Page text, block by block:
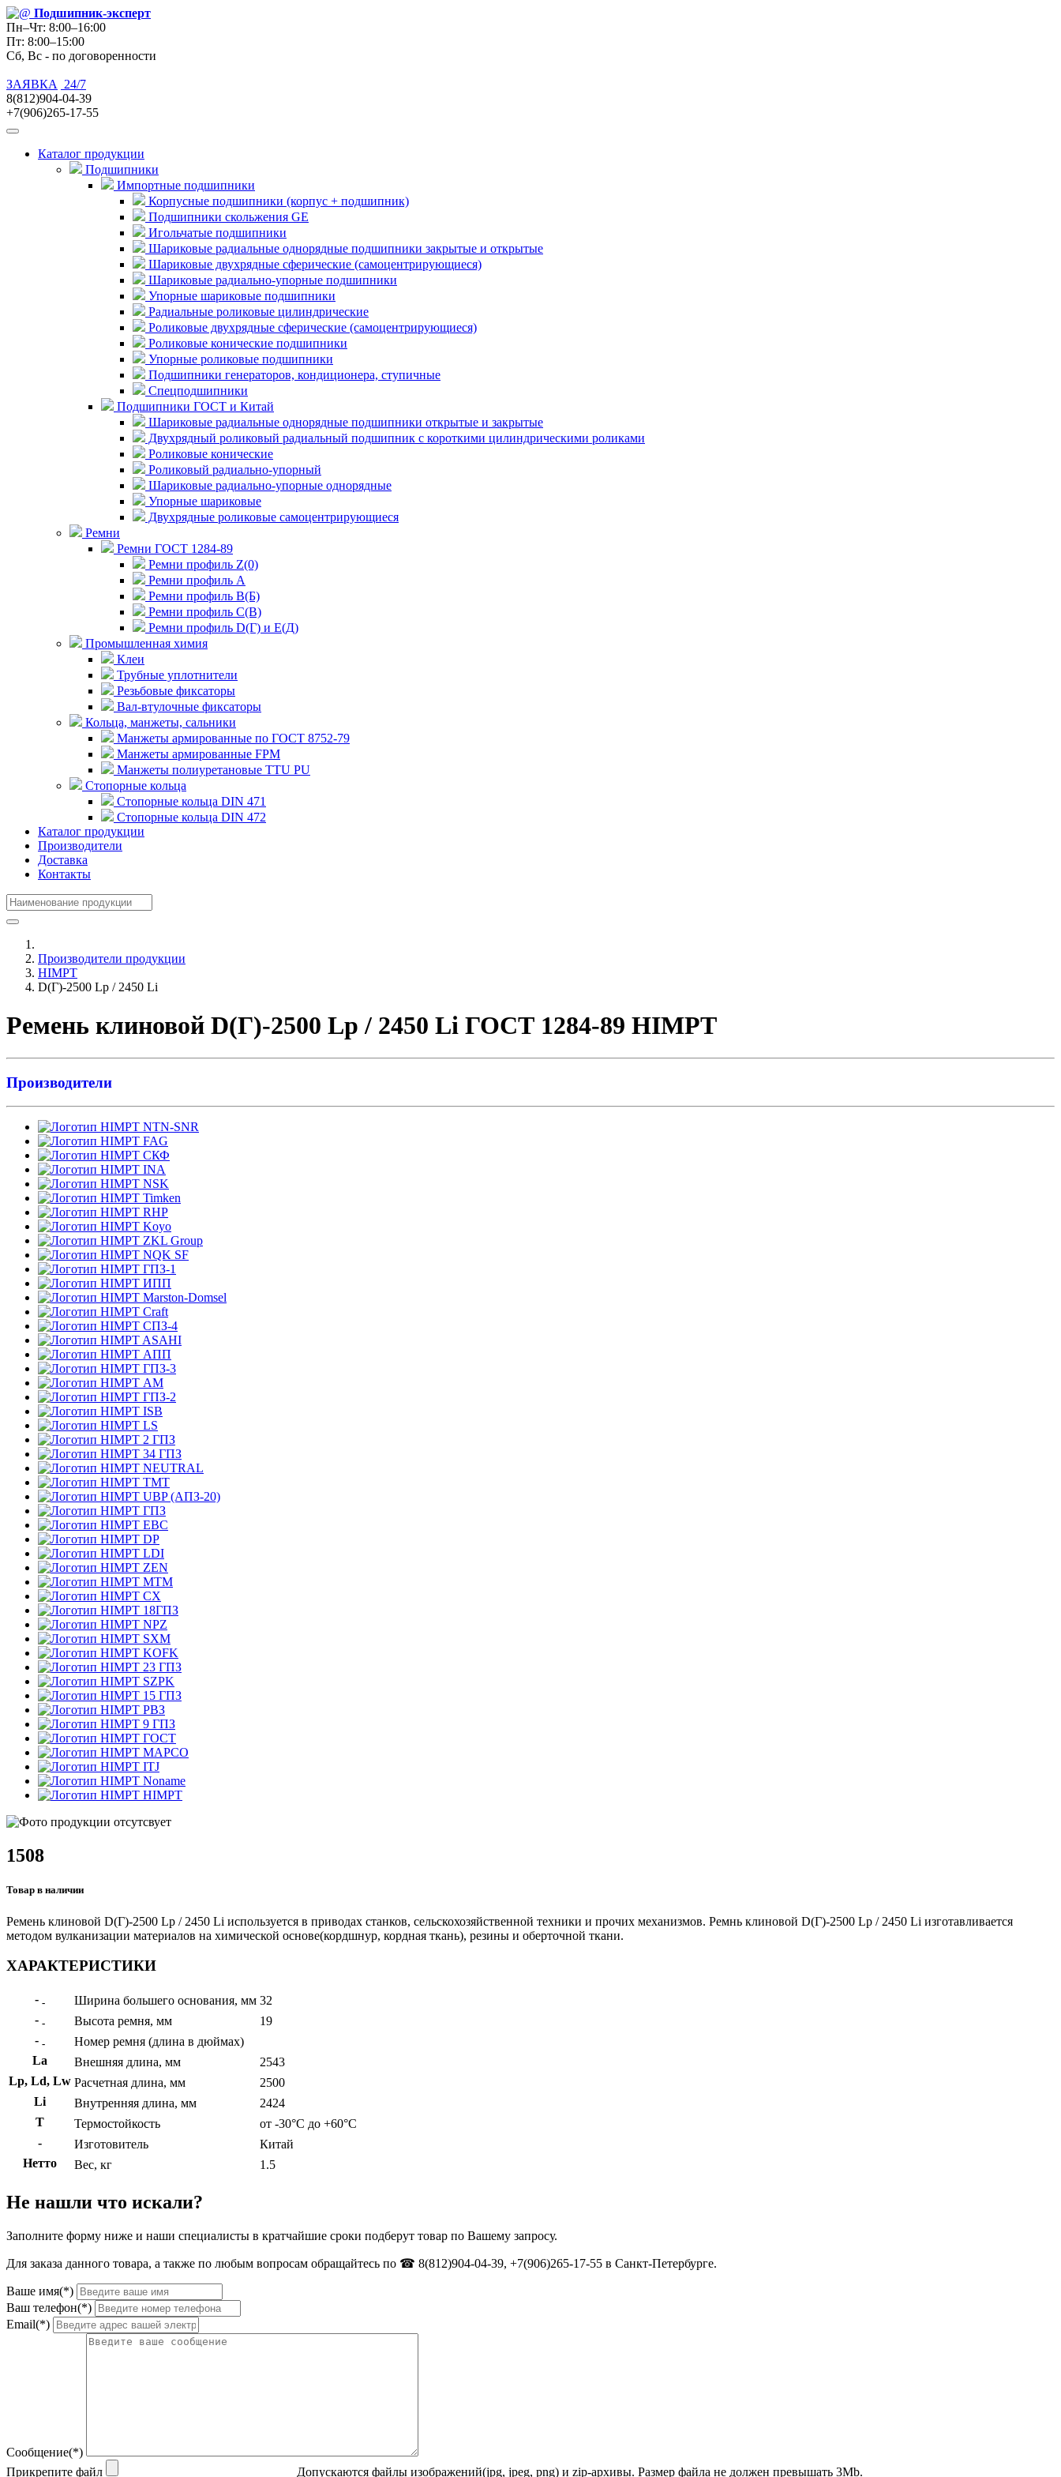
Подшипник-эксперт
Пн–Чт: 8:00–16:00
Пт: 8:00–15:00
Сб, Вс - по договоренности
ЗАЯВКА
24/7
8(812)904-04-39
+7(906)265-17-55
Каталог продукции
Подшипники
Импортные подшипники
Корпусные подшипники (корпус + подшипник)
Подшипники скольжения GE
Игольчатые подшипники
Шариковые радиальные однорядные подшипники закрытые и открытые
Шариковые двухрядные сферические (самоцентрирующиеся)
Шариковые радиально-упорные подшипники
Упорные шариковые подшипники
Радиальные роликовые цилиндрические
Роликовые двухрядные сферические (самоцентрирующиеся)
Роликовые конические подшипники
Упорные роликовые подшипники
Подшипники генераторов, кондиционера, ступичные
Спецподшипники
Подшипники ГОСТ и Китай
Шариковые радиальные однорядные подшипники открытые и закрытые
Двухрядный роликовый радиальный подшипник с короткими цилиндрическими роликами
Роликовые конические
Роликовый радиально-упорный
Шариковые радиально-упорные однорядные
Упорные шариковые
Двухрядные роликовые самоцентрирующиеся
Ремни
Ремни ГОСТ 1284-89
Ремни профиль Z(0)
Ремни профиль А
Ремни профиль В(Б)
Ремни профиль С(В)
Ремни профиль D(Г) и E(Д)
Промышленная химия
Клеи
Трубные уплотнители
Резьбовые фиксаторы
Вал-втулочные фиксаторы
Кольца, манжеты, сальники
Манжеты армированные по ГОСТ 8752-79
Манжеты армированные FPM
Манжеты полиуретановые TTU PU
Стопорные кольца
Стопорные кольца DIN 471
Стопорные кольца DIN 472
Каталог продукции
Производители
Доставка
Контакты
Производители продукции
HIMPT
D(Г)-2500 Lp / 2450 Li
Ремень клиновой D(Г)-2500 Lp / 2450 Li ГОСТ 1284-89 HIMPT
Производители
NTN-SNR
FAG
СКФ
INA
NSK
Timken
RHP
Koyo
ZKL Group
NQK SF
ГПЗ-1
ИПП
Marston-Domsel
Craft
СПЗ-4
ASAHI
АПП
ГПЗ-3
АМ
ГПЗ-2
ISB
LS
2 ГПЗ
34 ГПЗ
NEUTRAL
TMT
UBP (АПЗ-20)
ГПЗ
EBC
DP
LDI
ZEN
MTM
CX
18ГПЗ
NPZ
SXM
KOFK
23 ГПЗ
SZPK
15 ГПЗ
РВЗ
9 ГПЗ
ГОСТ
MAPCO
ITJ
Noname
HIMPT
1508
Товар в наличии
Ремень клиновой D(Г)-2500 Lp / 2450 Li используется в приводах станков, сельскохозяйственной техники и прочих механизмов. Ремнь клиновой D(Г)-2500 Lp / 2450 Li изготавливается
методом вулканизации материалов на химической основе(кордшнур, кордная ткань), резины и оберточной ткани.
ХАРАКТЕРИСТИКИ
- - Ширина большего основания, мм 32
- - Высота ремня, мм
19
- -
Номер ремня (длина в дюймах)
La
Внешняя длина, мм
2543
Lp, Ld, Lw Расчетная длина, мм
2500
Li
Внутренняя длина, мм
2424
Т
Термостойкость
от -30°C до +60°C
-
Изготовитель
Китай
Нетто
Вес, кг 1.5
Не нашли что искали?
Заполните форму ниже и наши специалисты в кратчайшие сроки подберут товар по Вашему запросу.
Для заказа данного товара, а также по любым вопросам обращайтесь по ☎ 8(812)904-04-39, +7(906)265-17-55 в Санкт-Петербурге.
Ваше имя(*)
Ваш телефон(*)
Email(*)
Сообщение(*)
Прикрепите файл
Допускаются файлы изображений(jpg, jpeg, png) и zip-архивы. Размер файла не должен превышать 3Mb.